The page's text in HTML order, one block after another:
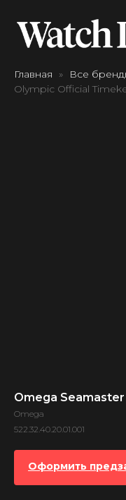
Главная Все
Olympic Official
Omega
Omega
522.32.40.20.01.001
Оформить